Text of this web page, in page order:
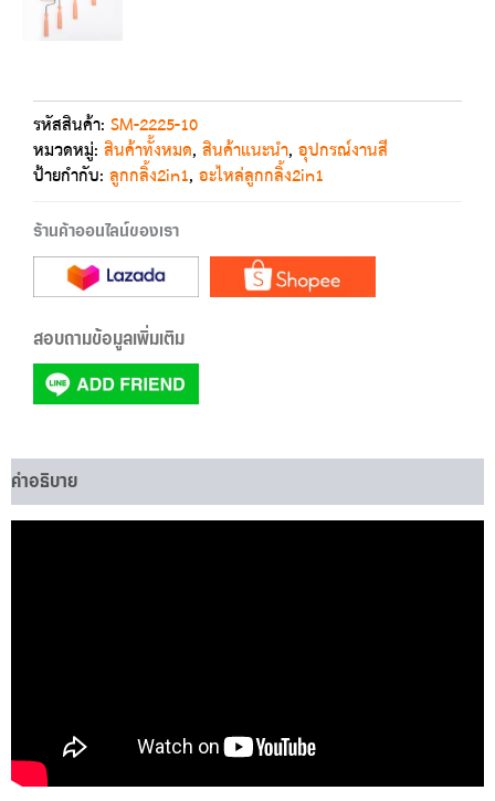
รหัสสินค้า: SM-2225-10
หมวดหมู่: สินค้าทั้งหมด, สินค้าแนะนำ, อุปกรณ์งานสี
ป้ายกำกับ: ลูกกลิ้ง2in1, อะไหล่ลูกกลิ้ง2in1
ร้านค้าออนไลน์ของเรา
สอบถามข้อมูลเพิ่มเติม
คำอธิบาย